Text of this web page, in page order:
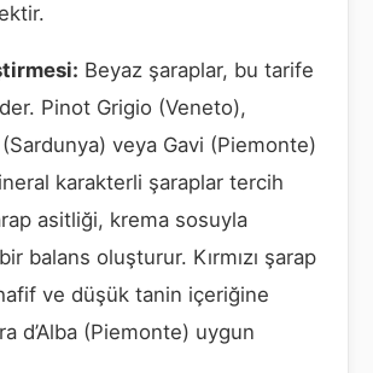
Beyaz şaraplar, bu tarife
Pinot Grigio (Veneto),
veya Gavi (Piemonte)
karakterli şaraplar tercih
asitliği, krema sosuyla
balans oluşturur. Kırmızı şarap
ve düşük tanin içeriğine
d’Alba (Piemonte) uygun